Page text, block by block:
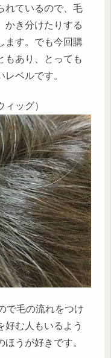
れているので、毛
かき分けたりする
ます。でも今回購
もあり、とっても
ベルです。
ッグ）
で毛の流れをつけ
好む人もいるよう
うが好きです。